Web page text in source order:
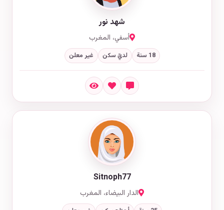
شهد نور
أسفي، المغرب
18 سنة لديّ سكن غير معلن
Sitnoph77
الدار البيضاء، المغرب